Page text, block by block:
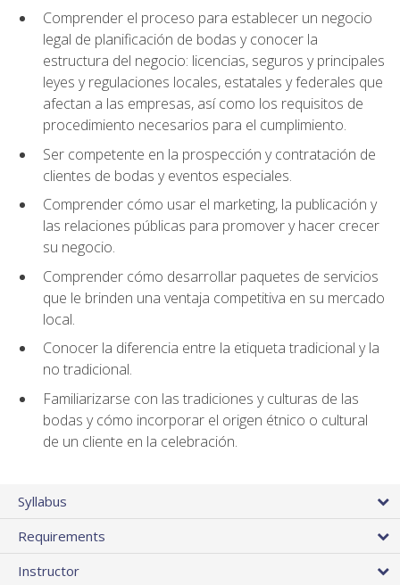
Comprender el proceso para establecer un negocio
legal de planificación de bodas y conocer la
estructura del negocio: licencias, seguros y principales
leyes y regulaciones locales, estatales y federales que
afectan a las empresas, así como los requisitos de
procedimiento necesarios para el cumplimiento.
Ser competente en la prospección y contratación de
clientes de bodas y eventos especiales.
Comprender cómo usar el marketing, la publicación y
las relaciones públicas para promover y hacer crecer
su negocio.
Comprender cómo desarrollar paquetes de servicios
que le brinden una ventaja competitiva en su mercado
local.
Conocer la diferencia entre la etiqueta tradicional y la
no tradicional.
Familiarizarse con las tradiciones y culturas de las
bodas y cómo incorporar el origen étnico o cultural
de un cliente en la celebración.
Syllabus
Requirements
Instructor